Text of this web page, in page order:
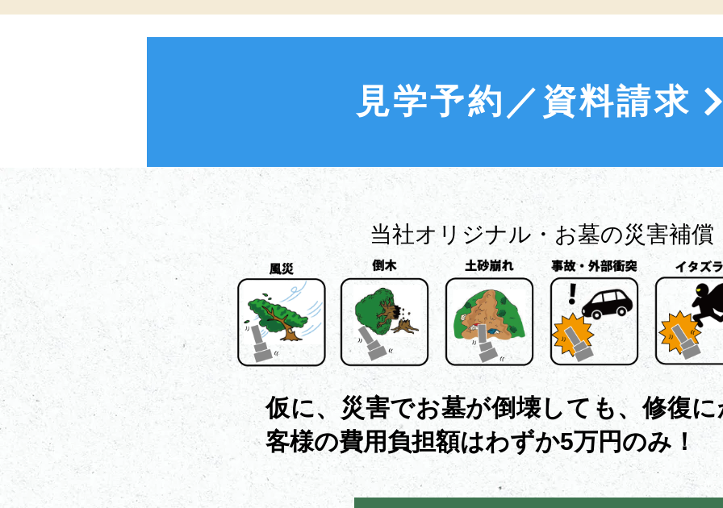
見学予約／資料請求
​当社オリジナル・お墓の災害補償
仮に、災害でお墓が倒壊しても、修復
客様の費用負担額はわずか5万円のみ！